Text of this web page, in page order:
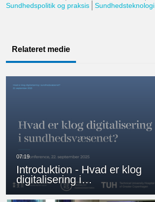
Sundhedspolitik og praksis
Sundhedsteknologi
Relateret medie
Introduktion - Hvad er klog
digitalisering i…